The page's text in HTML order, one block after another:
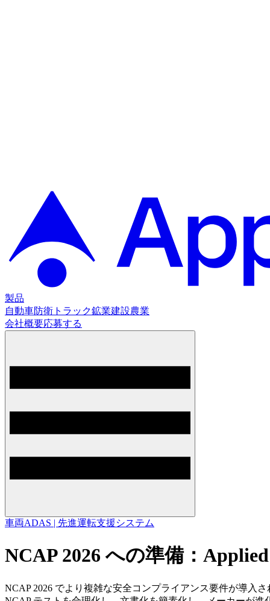
製品
自動車防衛 トラック鉱業建設農業
会社概要応募する
車両ADAS | 先進運転支援システム
NCAP 2026 への準備：
NCAP 2026 でより複雑な安全コンプライアンス要件が導入